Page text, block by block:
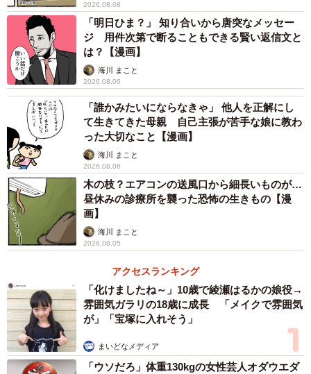
2026.08.08
「明日ひま？」 知り合いから唐突なメッセー
ジ 用件次第で断ることもできる賢い返信文と
は？【漫画】
海川 まこと
2026.08.06
「誰かみたいにならなきゃ」 他人を正解にし
て生きてきた母親 自己主張が苦手な娘に教わ
った大切なこと【漫画】
海川 まこと
2026.08.06
木の枝？エアコンの送風口から細長いものが…
昼休みの診療所を襲った恐怖の生きもの【漫
画】
海川 まこと
2026.08.05
アクセスランキング
「化けましたね～」10歳で綾瀬はるかの娘役→
雰囲気ガラリの18歳に成長 「メイクで雰囲気
が」「宝塚に入れそう」
まいどなメディア
「ウソだろ」体重130kgの女性芸人オダウエダ